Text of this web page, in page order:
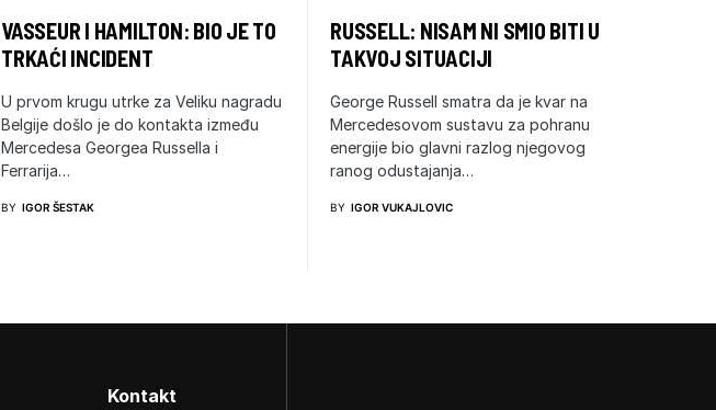
VASSEUR I HAMILTON: BIO JE TO
TRKAĆI INCIDENT
U prvom krugu utrke za Veliku nagradu
Belgije došlo je do kontakta između
Mercedesa Georgea Russella i
Ferrarija…
BY IGOR ŠESTAK
RUSSELL: NISAM NI SMIO BITI U
TAKVOJ SITUACIJI
George Russell smatra da je kvar na
Mercedesovom sustavu za pohranu
energije bio glavni razlog njegovog
ranog odustajanja…
BY IGOR VUKAJLOVIC
Kontakt